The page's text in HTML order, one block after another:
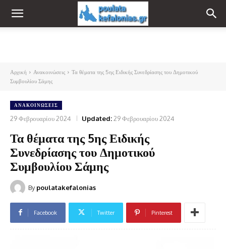
Αρχική Ανακοινώσεις
Τα θέματα της 5ης Ειδικής Συνεδρίασης του Δημοτικού
Συμβουλίου Σάμης
ΑΝΑΚΟΙΝΏΣΕΙΣ
29 Φεβρουαρίου 2024 Updated:29 Φεβρουαρίου 2024
Τα θέματα της 5ης Ειδικής
Συνεδρίασης του Δημοτικού
Συμβουλίου Σάμης
By poulatakefalonias
Facebook Twitter Pinterest